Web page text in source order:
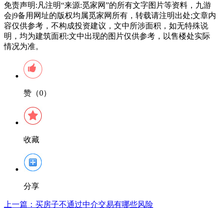
免责声明:凡注明“来源:觅家网”的所有文字图片等资料，九游
会j9备用网址的版权均属觅家网所有，转载请注明出处;文章内
容仅供参考，不构成投资建议，文中所涉面积，如无特殊说
明，均为建筑面积:文中出现的图片仅供参考，以售楼处实际
情况为准。
赞（0）
收藏
分享
上一篇： 买房子不通过中介交易有哪些风险